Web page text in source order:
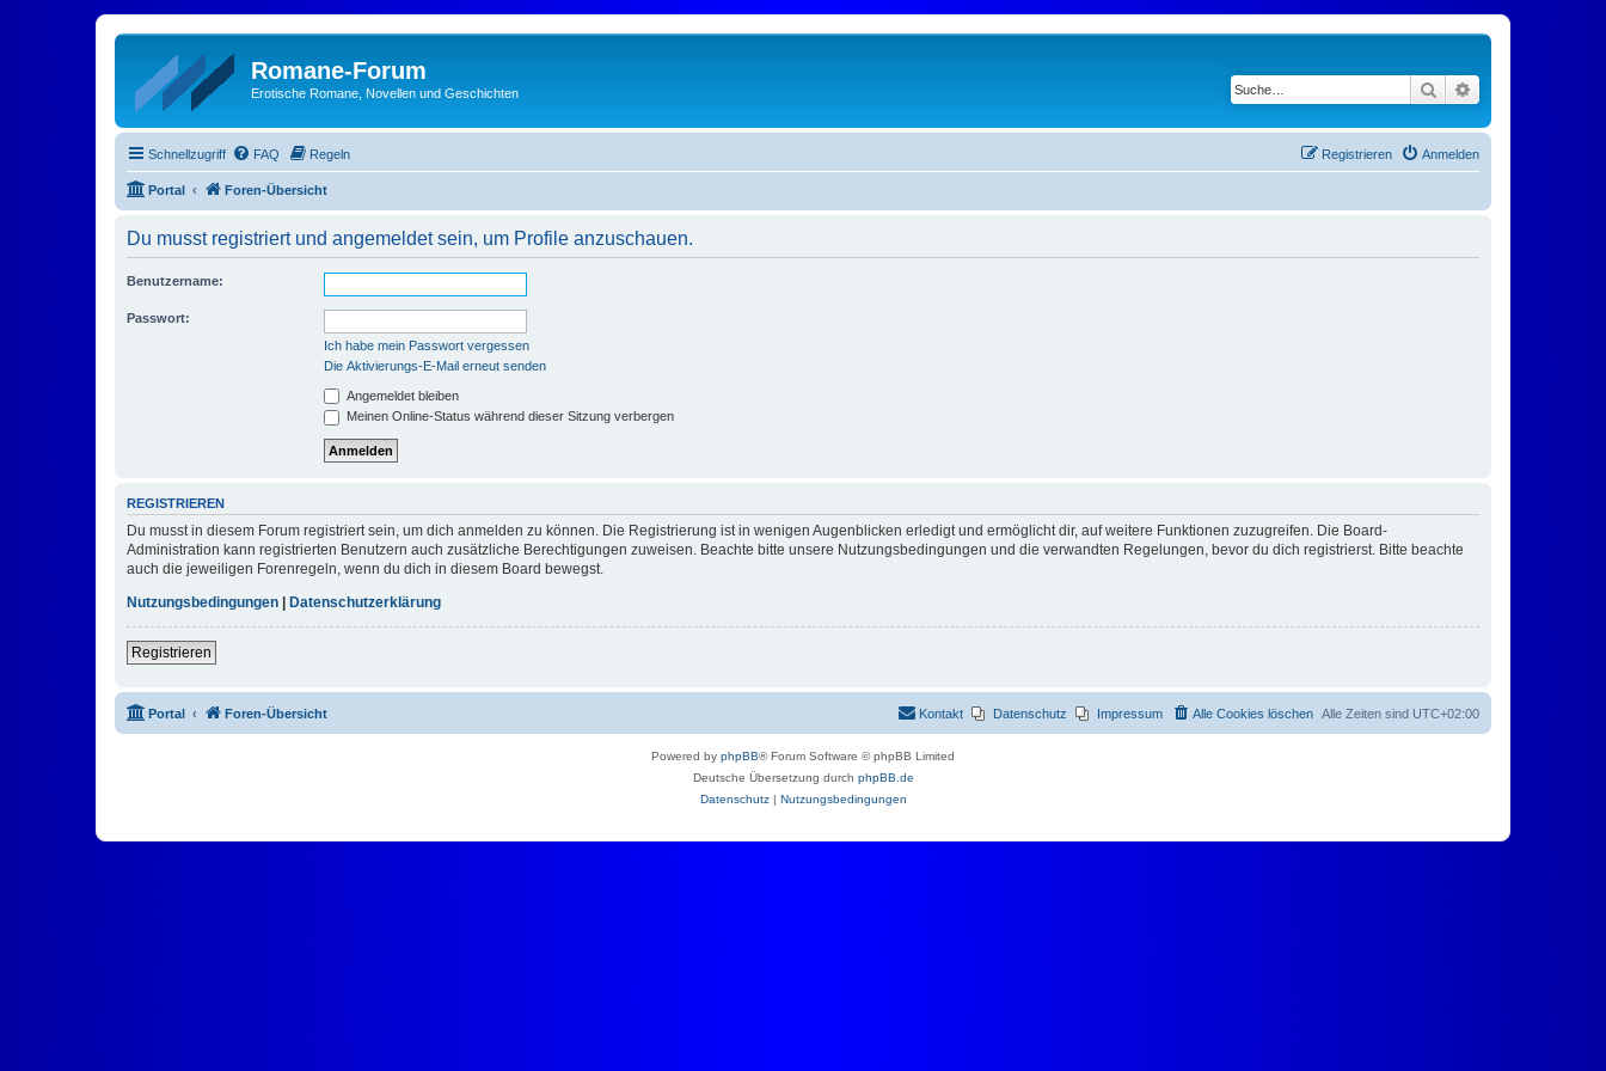
Romane-Forum
Erotische Romane, Novellen und Geschichten Suche
Schnellzugriff FAQ Regeln Anmelden
Registrieren
Portal Foren-Übersicht
Du musst registriert und angemeldet sein, um Profile anzuschauen.
Benutzername:
Passwort:
Ich habe mein Passwort vergessen
Die Aktivierungs-E-Mail erneut senden
Angemeldet bleiben
Meinen Online-Status während dieser Sitzung verbergen
REGISTRIEREN
Du musst in diesem Forum registriert sein, um dich anmelden zu können. Die Registrierung ist in wenigen Augenblicken erledigt und ermöglicht dir, auf weitere Funktionen zuzugreifen. Die Board-
Administration kann registrierten Benutzern auch zusätzliche Berechtigungen zuweisen. Beachte bitte unsere Nutzungsbedingungen und die verwandten Regelungen, bevor du dich registrierst. Bitte beachte
auch die jeweiligen Forenregeln, wenn du dich in diesem Board bewegst.
Nutzungsbedingungen
Datenschutzerklärung
Registrieren
Portal Foren-Übersicht Alle Zeiten sind UTC+02:00
Alle Cookies löschen
Impressum
Datenschutz
Kontakt
Powered by phpBB® Forum Software © phpBB Limited
Deutsche Übersetzung durch phpBB.de
Datenschutz| Nutzungsbedingungen